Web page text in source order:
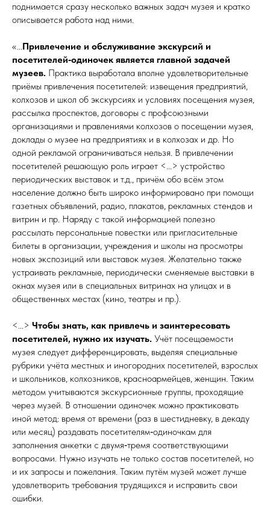
поднимается сразу несколько важных задач музея и кратко
описывается работа над ними.
«...Привлечение и обслуживание экскурсий и
посетителей‑одиночек является главной задачей
музеев. Практика выработала вполне удовлетворительные
приёмы привлечения посетителей: извещения предприятий,
колхозов и школ об экскурсиях и условиях посещения музея,
рассылка проспектов, договоры с профсоюзными
организациями и правлениями колхозов о посещении музея,
доклады о музее на предприятиях и в колхозах и др. Но
одной рекламой ограничиваться нельзя. В привлечении
посетителей решающую роль играет <...> устройство
периодических выставок и т.д., причём обо всём этом
население должно быть широко информировано при помощи
газетных объявлений, радио, плакатов, рекламных стендов и
витрин и пр. Наряду с такой информацией полезно
рассылать персональные повестки или пригласительные
билеты в организации, учреждения и школы на просмотры
новых экспозиций или выставок музея. Желательно также
устраивать рекламные, периодически сменяемые выставки в
окнах музея или в специальных витринах на улицах и в
общественных местах (кино, театры и пр.).
<...> Чтобы знать, как привлечь и заинтересовать
посетителей, нужно их изучать. Учёт посещаемости
музея следует дифференцировать, выделяя специальные
рубрики учёта местных и иногородних посетителей, взрослых
и школьников, колхозников, красноармейцев, женщин. Таким
методом учитываются экскурсионные группы, проходящие
через музей. В отношении одиночек можно практиковать
иной метод: время от времени (раз в шестидневку, в декаду
или месяц) раздавать посетителям‑одиночкам для
заполнения анкетки с двумя‑тремя соответствующими
вопросами. Нужно изучать не только состав посетителей, но
и их запросы и пожелания. Таким путём музей может лучше
удовлетворить требования трудящихся и исправить свои
ошибки.